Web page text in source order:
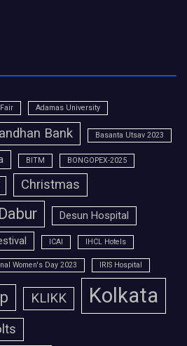
Adamas University
Bank Basanta Utsav 2023
BITM BONGOPEX-2025
Christmas
Dabur
Desun Hospital
ICAI IHCL Hotels
Women's Day 2023 IRIS Hospital
KLIKK Kolkata